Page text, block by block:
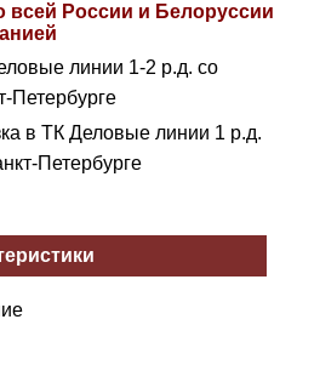
всей России и Белоруссии
линии 1-2 р.д. со
Петербурге
в ТК Деловые линии 1 р.д.
Петербурге